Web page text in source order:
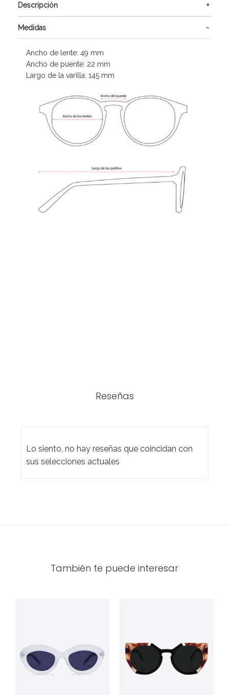
Descripción
Medidas
Ancho de lente: 49 mm
Ancho de puente: 22 mm
Largo de la varilla: 145 mm
Reseñas
Lo siento, no hay reseñas que coincidan con
sus selecciones actuales
También te puede interesar